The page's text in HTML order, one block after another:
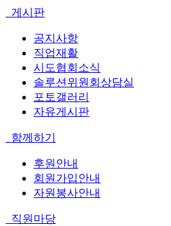
게시판
공지사항
직업재활
시도협회소식
솔루션위원회상담실
포토갤러리
자유게시판
함께하기
후원안내
회원가입안내
자원봉사안내
직원마당